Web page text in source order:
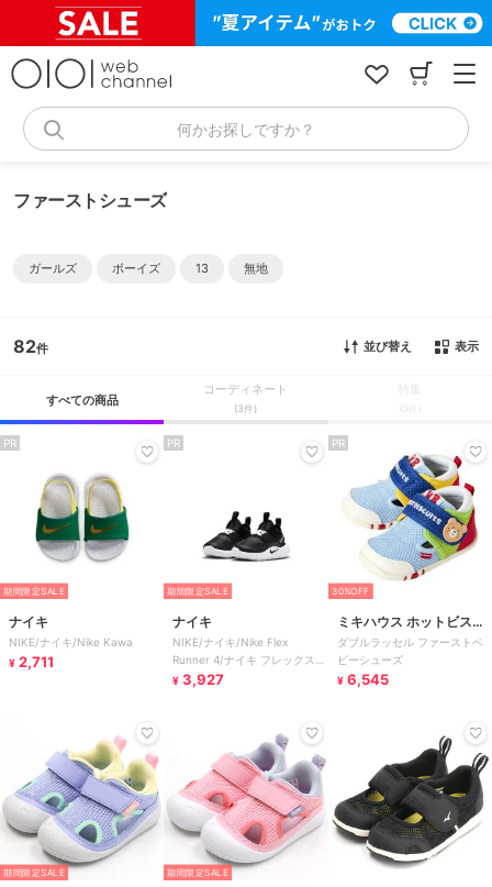
何かお探しですか？
ファーストシューズ
ガールズ ボーイズ 13 無地
82 並び替え 表示
すべての商品
コーディネート
(3件) (0件)
PR
期間限定SALE
ナイキ
NIKE/ナイキ/Nike Kawa
¥ 2,711
PR
期間限定SALE
ナイキ
NIKE/ナイキ/Nike Flex
Runner 4/ナイキ フレックス
ランナー 4
¥ 3,927
PR
30%OFF
ミキハウス ホットビスケ
ッツ
ダブルラッセル ファーストベ
ビーシューズ
¥ 6,545
期間限定SALE 期間限定SALE